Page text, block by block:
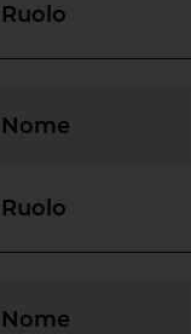
Ruolo
Nome
Ruolo
Nome